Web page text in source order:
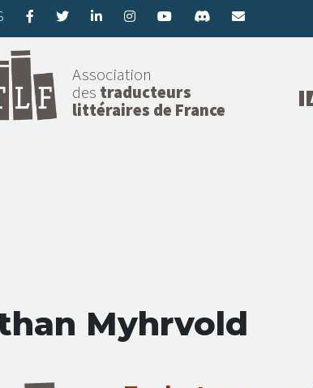
Association
des traducteurs
littéraires de France
Myhrvold